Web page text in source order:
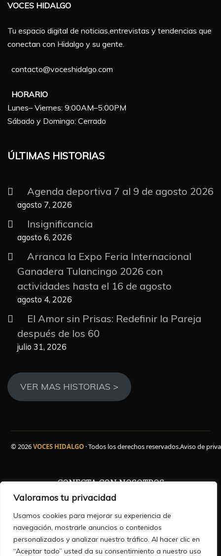
Valoramos tu privacidad
Usamos cookies para mejorar su experiencia de
navegación, mostrarle anuncios o contenidos
personalizados y analizar nuestro tráfico. Al hacer clic en
“Aceptar todo” usted da su consentimiento a nuestro uso
VOCES HIDALGO
Tu espacio digital de noticias,entrevistas y tendencias que
conectan con Hidalgo y su gente.
contacto@voceshidalgo.com
HORARIO
Lunes– Viernes: 9:00AM–5:00PM
Sábado y Domingo: Cerrado
ÚLTIMAS HISTORIAS
Agenda deportiva 7 al 9 de agosto 2026
agosto 7, 2026
Insignificancia
agosto 6, 2026
Arranca la Expo Feria Internacional
Ganadera Tulancingo 2026 con
actividades hasta el 16 de agosto
agosto 4, 2026
El Amor sin Prisas: Redefinir la Pareja
después de los 60
julio 31, 2026
VER MAS HISTORIAS >
© 2026VOCES HIDALGO · Todos los derechos reservados.Aviso de
CONECTA CON NOSOTROS
Facebook
WhatsApp
Instagram
YouTube
TikTok
X